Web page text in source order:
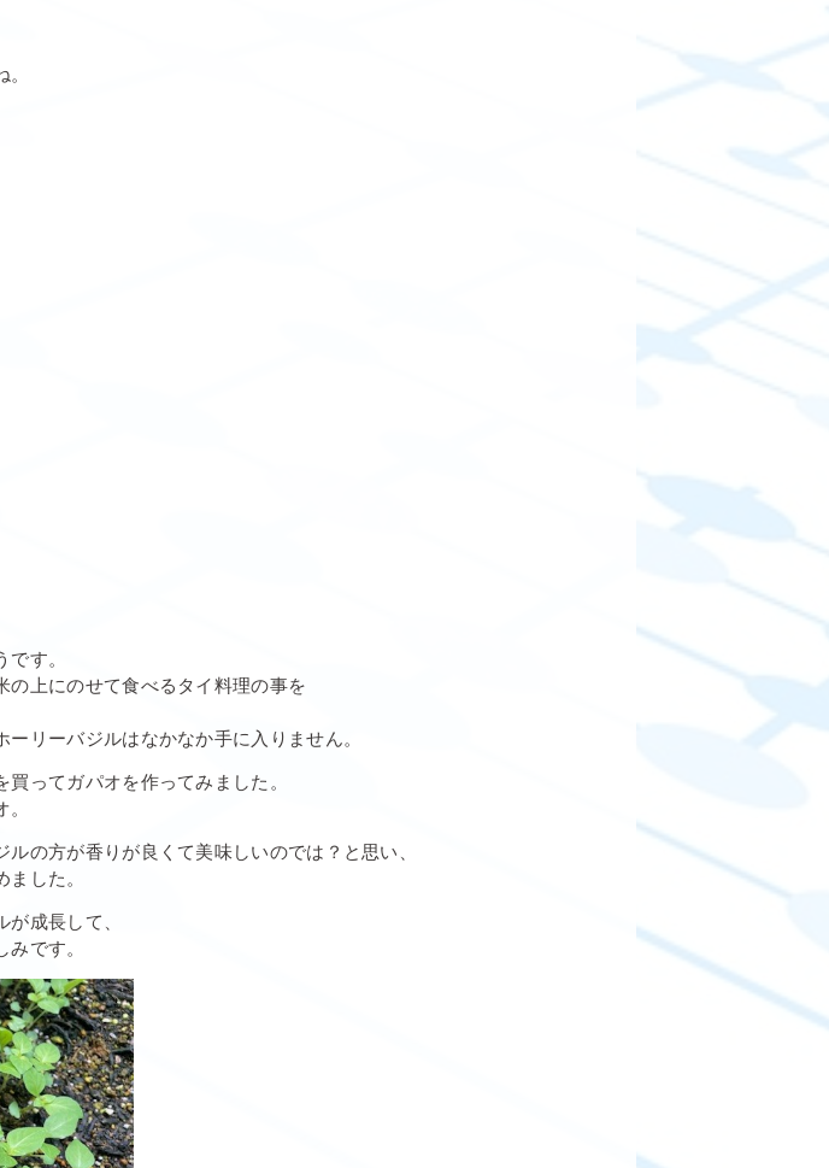
す。
の上にのせて食べるタイ料理の事を
リーバジルはなかなか手に入りません。
ってガパオを作ってみました。
の方が香りが良くて美味しいのでは？と思い、
した。
成長して、
です。